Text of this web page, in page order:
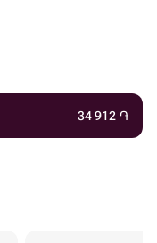
34 912 ֏